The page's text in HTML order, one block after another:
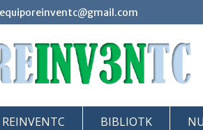
equiporeinventc@gmail.com
REINVENTC BIBLIOTK